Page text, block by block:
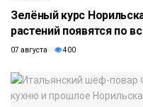
Зелёный курс
растений появятся по
07 августа 400